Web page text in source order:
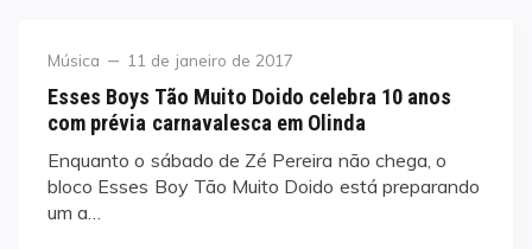
Category
Música
Posted
11 de janeiro de 2017
Esses Boys Tão Muito Doido celebra 10 anos
com prévia carnavalesca em Olinda
Enquanto o sábado de Zé Pereira não chega, o
bloco Esses Boy Tão Muito Doido está preparando
um a…